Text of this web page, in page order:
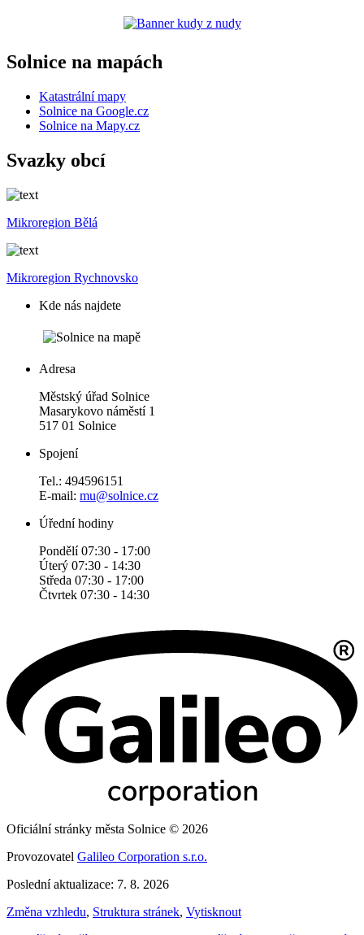
Solnice na mapách
Katastrální mapy
Solnice na Google.cz
Solnice na Mapy.cz
Svazky obcí
Mikroregion Bělá
Mikroregion Rychnovsko
Kde nás najdete
Adresa
Městský úřad Solnice
Masarykovo náměstí 1
517 01 Solnice
Spojení
Tel.: 494596151
E-mail: mu@solnice.cz
Úřední hodiny
Pondělí 07:30 - 17:00
Úterý 07:30 - 14:30
Středa 07:30 - 17:00
Čtvrtek 07:30 - 14:30
Oficiální stránky města Solnice © 2026
Provozovatel Galileo Corporation s.r.o.
Poslední aktualizace: 7. 8. 2026
Změna vzhledu, Struktura stránek, Vytisknout